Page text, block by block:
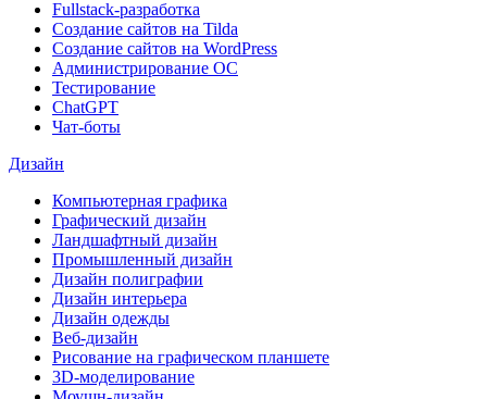
Fullstack-разработка
Создание сайтов на Tilda
Создание сайтов на WordPress
Администрирование ОС
Тестирование
ChatGPT
Чат-боты
Дизайн
Компьютерная графика
Графический дизайн
Ландшафтный дизайн
Промышленный дизайн
Дизайн полиграфии
Дизайн интерьера
Дизайн одежды
Веб-дизайн
Рисование на графическом планшете
3D-моделирование